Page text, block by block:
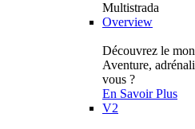
Multistrada
Overview
Découvrez le
Aventure,
vous ?
En Savoir Plus
V2